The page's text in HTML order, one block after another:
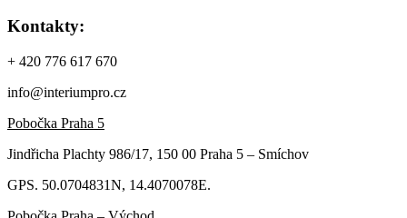
Kontakty:
+ 420 776 617 670
info@interiumpro.cz
Pobočka Praha 5
Jindřicha Plachty 986/17, 150 00 Praha 5 – Smíchov
GPS. 50.0704831N, 14.4070078E.